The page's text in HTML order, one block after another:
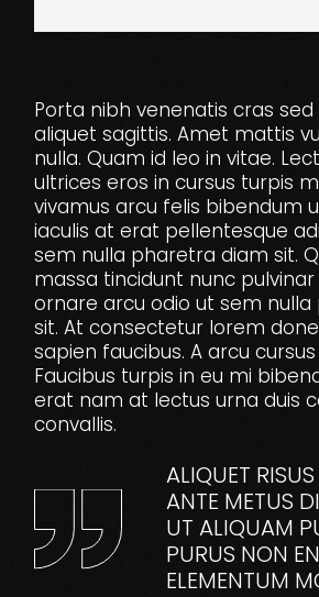
Porta nibh venenatis cras
aliquet sagittis. Amet mattis
nulla. Quam id leo in vitae.
ultrices eros in cursus turpis
vivamus arcu felis bibendum
iaculis at erat pellentesque
sem nulla pharetra diam sit.
massa tincidunt nunc
ornare arcu odio ut sem
sit. At consectetur lorem
sapien faucibus. A arcu
Faucibus turpis in eu mi
erat nam at lectus urna duis
convallis.
ALIQUET
ANTE METUS
UT ALIQUAM
PURUS NON
ELEMENTUM